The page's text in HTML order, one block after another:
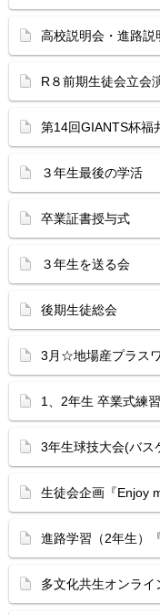
高校説明会・進路説
R８前期生徒会立会
第14回GIANTS杯
３年生最後の学活
卒業証書授与式
３年生を送る会
後期生徒総会
3月☆地場産プラス
1、2年生 卒業式練
3年生球技大会(バス
生徒会企画『Enjoy
進路学習（2年生）
多文化共生オンライ